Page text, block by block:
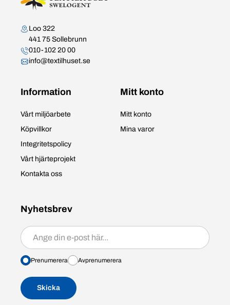
Loo 322
441 75 Sollebrunn
010-102 20 00
info@textilhuset.se
Information
Vårt miljöarbete
Köpvillkor
Integritetspolicy
Vårt hjärteprojekt
Kontakta oss
Mitt konto
Mitt konto
Mina varor
Nyhetsbrev
Prenumerera/avprenumerera
Prenumerera Avprenumerera
Skicka